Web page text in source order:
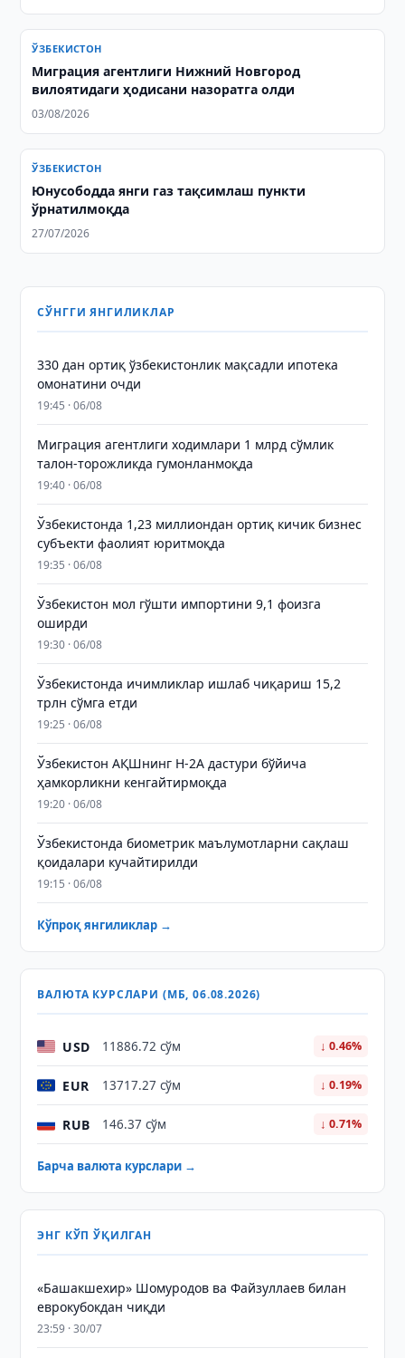
ЎЗБЕКИСТОН
Миграция агентлиги Нижний Новгород
вилоятидаги ҳодисани назоратга олди
03/08/2026
ЎЗБЕКИСТОН
Юнусободда янги газ тақсимлаш пункти
ўрнатилмоқда
27/07/2026
СЎНГГИ ЯНГИЛИКЛАР
330 дан ортиқ ўзбекистонлик мақсадли ипотека
омонатини очди
19:45 · 06/08
Миграция агентлиги ходимлари 1 млрд сўмлик
талон-торожликда гумонланмоқда
19:40 · 06/08
Ўзбекистонда 1,23 миллиондан ортиқ кичик бизнес
субъекти фаолият юритмоқда
19:35 · 06/08
Ўзбекистон мол гўшти импортини 9,1 фоизга
оширди
19:30 · 06/08
Ўзбекистонда ичимликлар ишлаб чиқариш 15,2
трлн сўмга етди
19:25 · 06/08
Ўзбекистон АҚШнинг H-2A дастури бўйича
ҳамкорликни кенгайтирмоқда
19:20 · 06/08
Ўзбекистонда биометрик маълумотларни сақлаш
қоидалари кучайтирилди
19:15 · 06/08
Кўпроқ янгиликлар →
ВАЛЮТА КУРСЛАРИ (МБ, 06.08.2026)
USD 11886.72 сўм ↓ 0.46%
EUR 13717.27 сўм ↓ 0.19%
RUB 146.37 сўм ↓ 0.71%
Барча валюта курслари →
ЭНГ КЎП ЎҚИЛГАН
«Башакшехир» Шомуродов ва Файзуллаев билан
еврокубокдан чиқди
23:59 · 30/07